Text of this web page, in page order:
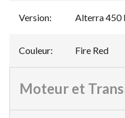
Version: Alterra 450
Couleur: Fire Red
Moteur et